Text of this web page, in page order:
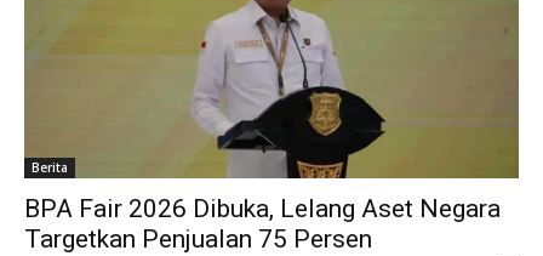
Berita
BPA Fair 2026 Dibuka, Lelang Aset Negara
Targetkan Penjualan 75 Persen